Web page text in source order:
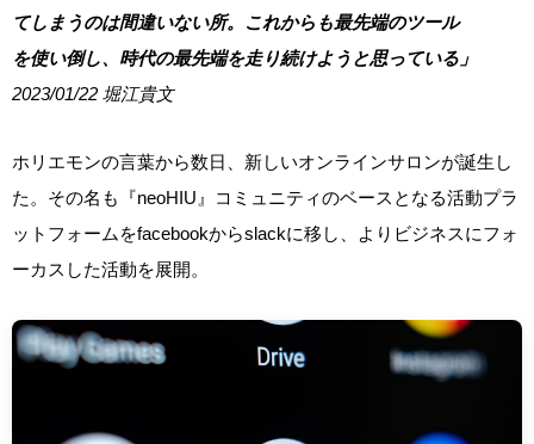
てしまうのは間違いない所。 これからも最先端のツール
を使い倒し、 時代の最先端を走り続けようと思っている」
2023/01/22 堀江貴文
ホリエモンの言葉から数日、新しいオンラインサロンが誕生し
た。その名も『neoHIU』コミュニティのベースとなる活動プラ
ットフォームをfacebookからslackに移し、よりビジネスにフォ
ーカスした活動を展開。